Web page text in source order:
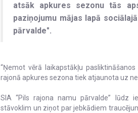
atsāk apkures sezonu tās
paziņojumu mājas lapā
pārvalde".
“Ņemot vērā laikapstākļu
rajonā apkures sezona tiek atjaunota uz
SIA “Pils rajona namu pārvalde” lūdz
stāvoklim un ziņot par jebkādiem